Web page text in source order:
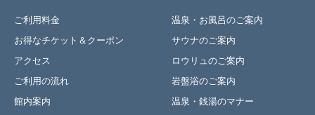
ご利用料金
お得なチケット＆クーポン
アクセス
ご利用の流れ
館内案内
温泉・お風呂のご案内
サウナのご案内
ロウリュのご案内
岩盤浴のご案内
温泉・銭湯のマナー